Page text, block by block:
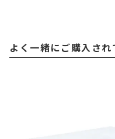
よく一緒にご購入され